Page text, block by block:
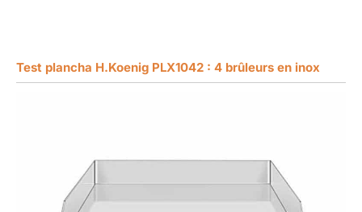
Test plancha H.Koenig PLX1042 : 4 brûleurs en inox